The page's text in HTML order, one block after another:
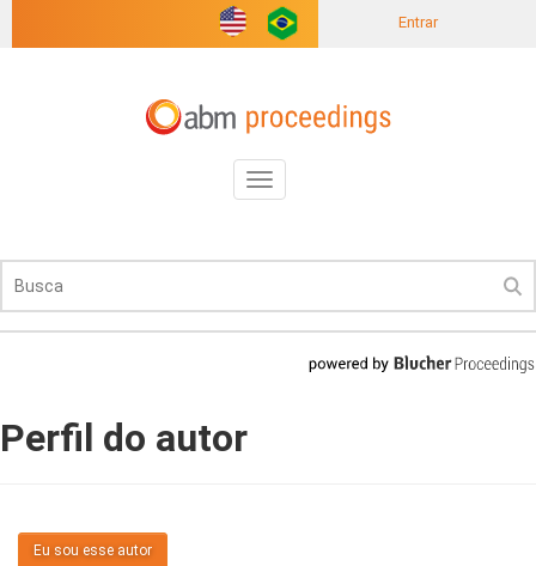
Entrar
Toggle
navigation
Perfil do autor
Eu sou esse autor